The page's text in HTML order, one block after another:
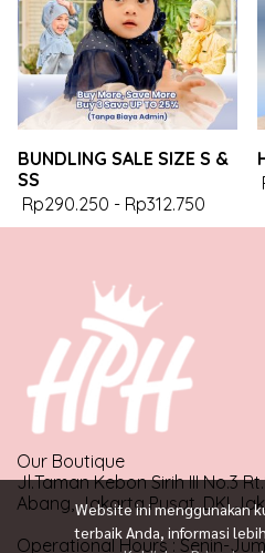
BUNDLING SALE SIZE S &
SS
Rp290.250 - Rp312.750
Website ini menggunakan
terbaik Anda, informasi
Our Boutique
Jl.Taman Kebon Sirih III No.3
Abang, Jakarta Pusat, DKI
Operational Hours : Senin-